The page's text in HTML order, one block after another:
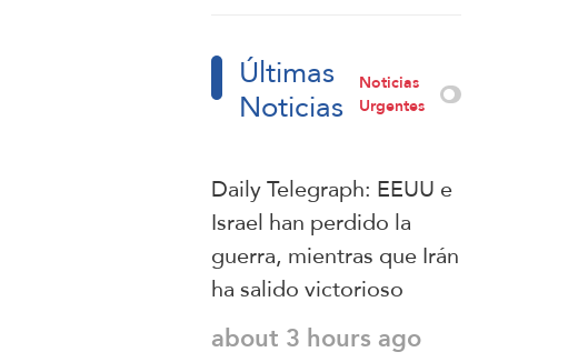
ha salido
victorioso
Últimas
Noticias Noticias
Urgentes
Daily Telegraph: EEUU e
Israel han perdido la
guerra, mientras que Irán
ha salido victorioso
about 3 hours ago